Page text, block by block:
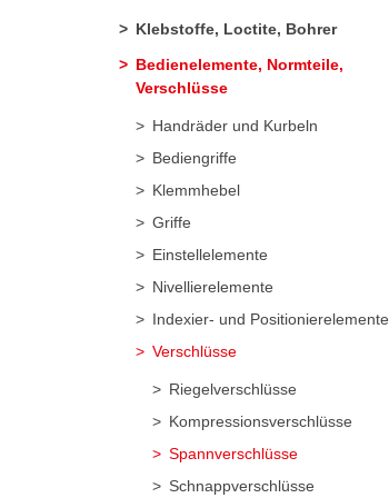
Klebstoffe, Loctite, Bohrer
Bedienelemente, Normteile,
Verschlüsse
Handräder und Kurbeln
Bediengriffe
Klemmhebel
Griffe
Einstellelemente
Nivellierelemente
Indexier- und Positionierelemente
Verschlüsse
Riegelverschlüsse
Kompressionsverschlüsse
Spannverschlüsse
Schnappverschlüsse